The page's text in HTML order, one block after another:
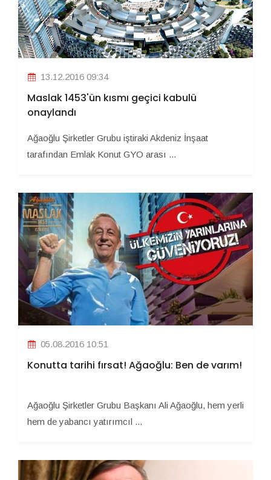
13.12.2016 09:34
Maslak 1453'ün kısmı geçici kabulü
onaylandı
Ağaoğlu Şirketler Grubu iştiraki Akdeniz İnşaat
tarafından Emlak Konut GYO arası ...
05.08.2016 10:51
Konutta tarihi fırsat! Ağaoğlu: Ben de varım!
Ağaoğlu Şirketler Grubu Başkanı Ali Ağaoğlu, hem yerli
hem de yabancı yatırımcıl ...